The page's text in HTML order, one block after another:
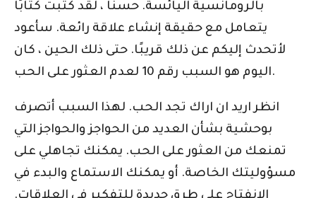
بالرومانسية اليائسة. حسنًا ، لقد كتبت كتابًا
يتعامل مع حقيقة إنشاء علاقة رائعة. سأعود
لأتحدث إليكم عن ذلك قريبًا. حتى ذلك الحين ، كان
اليوم هو السبب رقم 10 لعدم العثور على الحب.
انظر اريد ان اراك تجد الحب. لهذا السبب أتصرف
بوحشية بشأن العديد من الحواجز والحواجز التي
تمنعك من العثور على الحب. يمكنك تجاهلي على
مسؤوليتك الخاصة. أو يمكنك الاستماع والبدء في